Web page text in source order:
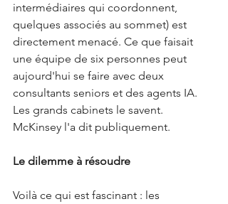
intermédiaires qui coordonnent,
quelques associés au sommet) est
directement menacé. Ce que faisait
une équipe de six personnes peut
aujourd'hui se faire avec deux
consultants seniors et des agents IA.
Les grands cabinets le savent.
McKinsey l'a dit publiquement.
Le dilemme à résoudre
Voilà ce qui est fascinant : les